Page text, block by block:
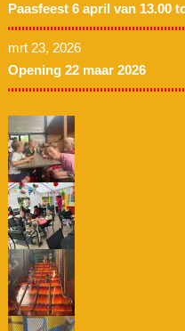
Paasfeest 6 april van 13.00
mrt 23, 2026
Opening 22 maar 2026